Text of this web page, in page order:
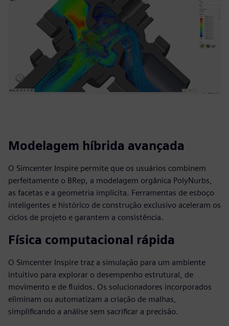
Modelagem híbrida avançada
O Simcenter Inspire permite que os usuários combinem
perfeitamente o BRep, a modelagem orgânica PolyNurbs,
as facetas e a geometria implícita. Ferramentas de esboço
inteligentes e histórico de construção exclusivo aceleram os
ciclos de projeto e garantem a consistência.
Física computacional rápida
O Simcenter Inspire traz a simulação para um ambiente
intuitivo para explorar o desempenho estrutural, de
movimento e de fluidos. Os solucionadores incorporados
eliminam ou automatizam a criação de malhas,
simplificando a análise sem sacrificar a precisão.